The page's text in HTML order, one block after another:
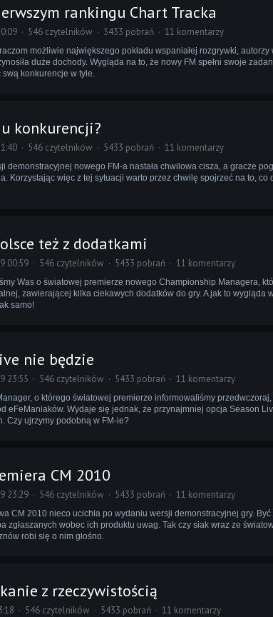
rankingu Chart Tracka
546 czytelników 5433 pobrań 11 komentarzy
możliwie największego pokładu wspaniałej rozgrywki, autorzy
duże dochody. Wygląda na to, że nowy FM spełni swoje
konkurencje w tyle.
konkurencji?
546 czytelników 5433 pobrań 11 komentarzy
demonstracyjnej nowego FM-a nastała chwilowa cisza, a gracze
Korzystając więc z tej sytuacji warto przez chwilę spojrzeć na to, co
też z dodatkami
00:59 546 czytelników 5433 pobrań 11 komentarzy
Was o światowej premierze nowego Championship Managera,
zawierającej kilka ciekawych dodatków do gry. A jak to wygląda
samo!
nie będzie
23:55 546 czytelników 5433 pobrań 11 komentarzy
o którego światowej premierze informowaliśmy
eFeManiaków. Wydaje się jednak, że przynajmniej opcja Season
Czy ujrzymy podobną w FM-ie?
CM 2010
23:29 546 czytelników 5433 pobrań 11 komentarzy
CM 2010 nieco ucichła po wydaniu wersji demonstracyjnej gry.
zgłaszanych wobec ich produktu uwag. Tak czy siak wraz ze
robi się o nim głośno.
z rzeczywistością
546 czytelników 5433 pobrań 11 komentarzy